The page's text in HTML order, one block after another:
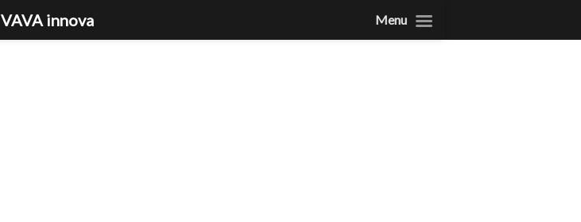
VAVA innova Menu